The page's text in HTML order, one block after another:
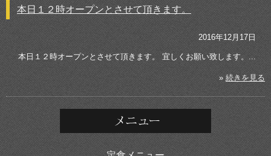
本日１２時オープンとさせて頂きます。
2016年12月17日
本日１２時オープンとさせて頂きます。 宜しくお願い致します。...
» 続きを見る